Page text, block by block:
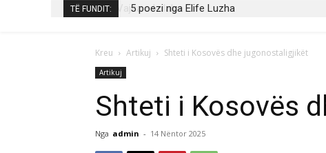
TË FUNDIT: 5 poezi nga Elife Luzha
Kreu Artikuj Shteti i Kosovës dhe jugonostaligjikët
Artikuj
Shteti i Kosovës
Nga admin - 14 Nëntor 2025